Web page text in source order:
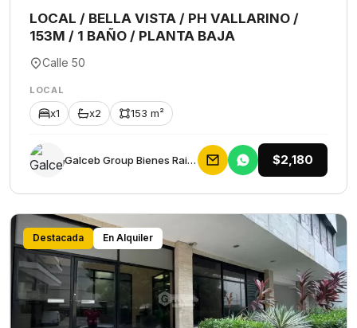
LOCAL / BELLA VISTA / PH VALLARINO /
153M / 1 BAÑO / PLANTA BAJA
Calle 50
LOCAL
x1 x2 153 m²
Galceb Group Bienes Raices $2,180
Destacada En Alquiler